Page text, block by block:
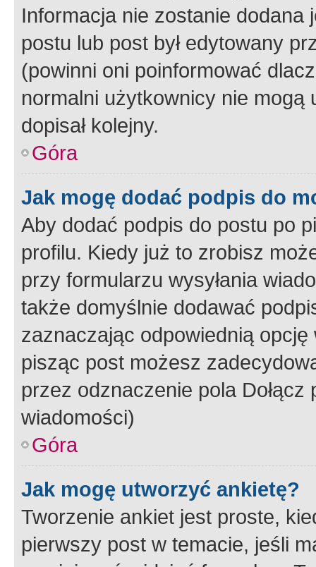
Informacja nie zostanie dodana
postu lub post był edytowany
(powinni oni poinformować
normalni użytkownicy nie
dopisał kolejny.
Góra
Jak mogę dodać podpis do
Aby dodać podpis do postu po
profilu. Kiedy już to zrobisz
przy formularzu wysyłania
także domyślnie dodawać
zaznaczając odpowiednią
pisząc post możesz
przez odznaczenie pola
wiadomości)
Góra
Jak mogę utworzyć ankietę?
Tworzenie ankiet jest proste,
pierwszy post w temacie, jeśli